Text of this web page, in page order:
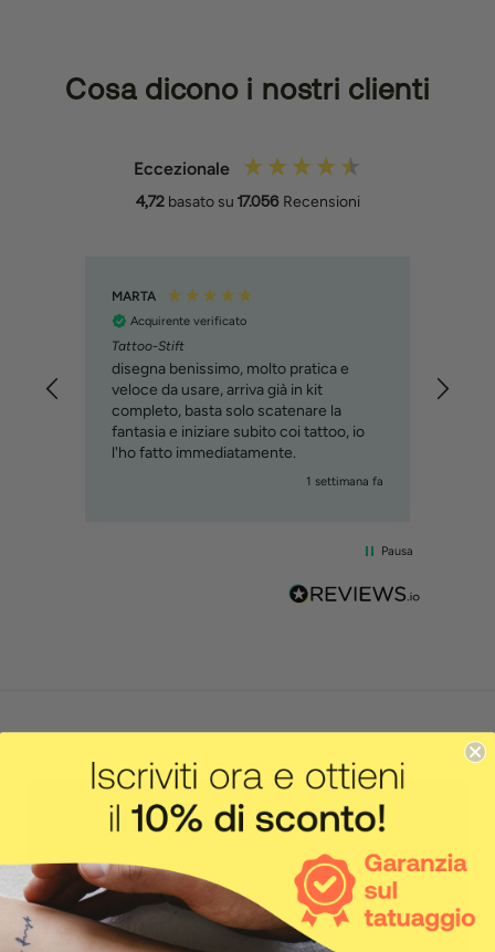
Cosa dicono i nostri clienti
Eccezionale
4,72 basato su 17.056 Recensioni
MARTA
Acquirente verificato
Tattoo-Stift
disegna benissimo, molto pratica e
veloce da usare, arriva già in kit
completo, basta solo scatenare la
fantasia e iniziare subito coi tattoo, io
l'ho fatto immediatamente.
1 settimana fa
Pausa